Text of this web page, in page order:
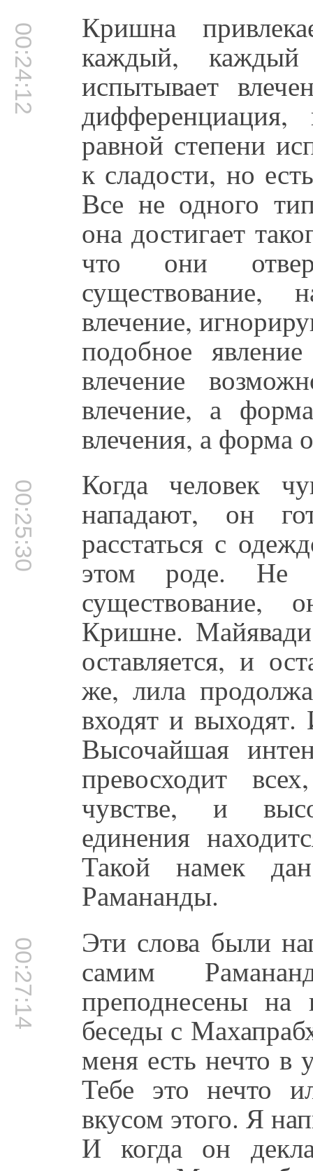
00:24:12 Кришна
каждый,
испытывает
равной степени
к сладости, но
Все не одного
она достигает
что они
существование,
влечение,
подобное
влечение
влечение, а
влечения, а форма
00:25:30 Когда человек
нападают, он
расстаться с
этом роде. Не
существование,
Кришне.
оставляется, и
же, лила
входят и
Высочайшая
превосходит
чувстве, и
единения
Такой намек
Рамананды.
00:27:14 Эти слова были
самим
преподнесены на
беседы с
меня есть нечто в
Тебе это нечто
вкусом этого. Я
И когда он